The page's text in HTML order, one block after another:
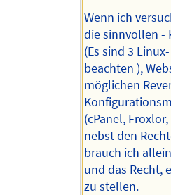
Wenn ich
die sinnvollen -
(Es sind 3
beachten ),
möglichen
(cPanel,
nebst den
brauch ich
und das Recht,
zu stellen.